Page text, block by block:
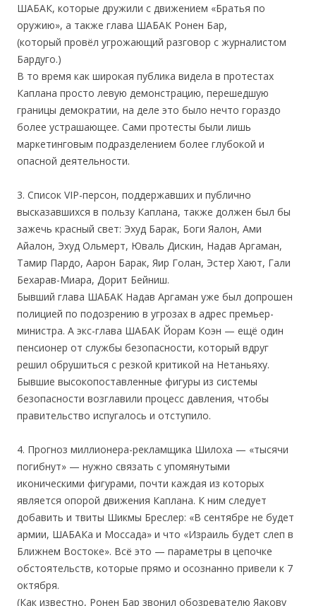
ШАБАК, которые дружили с движением «Братья по
оружию», а также глава ШАБАК Ронен Бар,
(который провёл угрожающий разговор с журналистом
Бардуго.)
В то время как широкая публика видела в протестах
Каплана просто левую демонстрацию, перешедшую
границы демократии, на деле это было нечто гораздо
более устрашающее. Сами протесты были лишь
маркетинговым подразделением более глубокой и
опасной деятельности.
3. Список VIP-персон, поддержавших и публично
высказавшихся в пользу Каплана, также должен был бы
зажечь красный свет: Эхуд Барак, Боги Яалон, Ами
Айалон, Эхуд Ольмерт, Юваль Дискин, Надав Аргаман,
Тамир Пардо, Аарон Барак, Яир Голан, Эстер Хают, Гали
Бехарав-Миара, Дорит Бейниш.
Бывший глава ШАБАК Надав Аргаман уже был допрошен
полицией по подозрению в угрозах в адрес премьер-
министра. А экс-глава ШАБАК Йорам Коэн — ещё один
пенсионер от службы безопасности, который вдруг
решил обрушиться с резкой критикой на Нетаньяху.
Бывшие высокопоставленные фигуры из системы
безопасности возглавили процесс давления, чтобы
правительство испугалось и отступило.
4. Прогноз миллионера-рекламщика Шилоха — «тысячи
погибнут» — нужно связать с упомянутыми
иконическими фигурами, почти каждая из которых
является опорой движения Каплана. К ним следует
добавить и твиты Шикмы Бреслер: «В сентябре не будет
армии, ШАБАКа и Моссада» и что «Израиль будет слеп в
Ближнем Востоке». Всё это — параметры в цепочке
обстоятельств, которые прямо и осознанно привели к 7
октября.
(Как известно, Ронен Бар звонил обозревателю Яакову